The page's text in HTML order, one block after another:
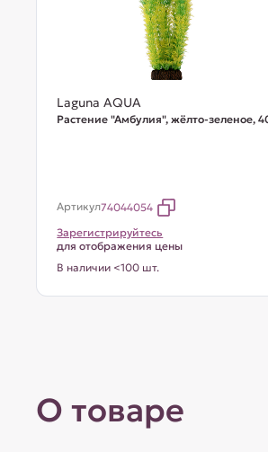
Laguna AQUA
Растение "Амбулия", жёлто-зеленое,
Артикул74044054
Зарегистрируйтесь
для отображения цены
В наличии <100 шт.
О товаре